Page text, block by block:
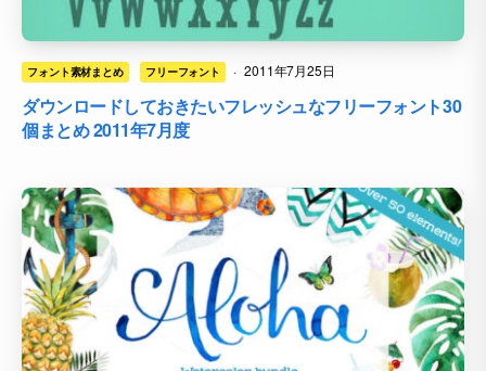
フォント素材まとめ フリーフォント · 2011年7月25日
ダウンロードしておきたいフレッシュなフリーフォント30
個まとめ 2011年7月度